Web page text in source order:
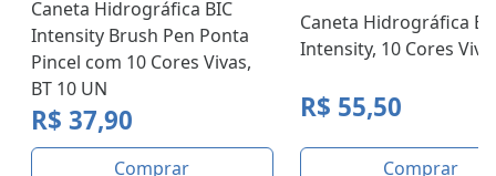
Caneta Hidrográfica BIC
Intensity Brush Pen Ponta
Pincel com 10 Cores Vivas,
BT 10 UN
R$ 37,90
Comprar
Caneta Hidrográfica
Intensity, 10 Cores
R$ 55,50
Comprar